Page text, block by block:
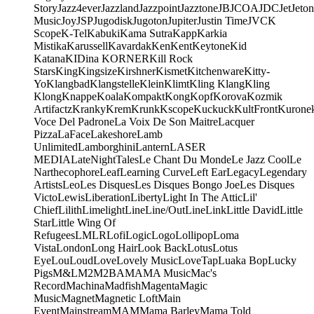
StoryJazz4everJazzlandJazzpointJazztoneJBJCOAJDCJetJeton
MusicJoyJSPJugodiskJugotonJupiterJustin TimeJVCK
ScopeK-TelKabukiKama SutraKappKarkia
MistikaKarussellKavardakKenKentKeytoneKid
KatanaKIDina KORNERKill Rock
StarsKingKingsizeKirshnerKismetKitchenwareKitty-
YoKlangbadKlangstelleKleinKlimtKling KlangKling
KlongKnappeKoalaKompaktKongKopfKorovaKozmik
ArtifactzKrankyKremKrunkKscopeKuckuckKultFront
Voce Del PadroneLa Voix De Son MaitreLacquer
PizzaLaFaceLakeshoreLamb
UnlimitedLamborghiniLanternLASER
MEDIALateNightTalesLe Chant Du MondeLe Jazz CoolLe
NarthecophoreLeafLearning CurveLeft EarLegacyLegendary
ArtistsLeoLes DisquesLes Disques Bongo JoeLes Disques
VictoLewisLiberationLibertyLight In The AtticLil'
ChiefLilithLimelightLineLine/OutLineLinkLittle DavidLittle
StarLittle Wing Of
RefugeesLMLRLofiLogicLogoLollipopLoma
VistaLondonLong HairLook BackLotusLotus
EyeLouLoudLoveLovely MusicLoveTapLuaka BopLucky
PigsM&LM2M2BAMAMA MusicMac's
RecordMachinaMadfishMagentaMagic
MusicMagnetMagnetic LoftMain
EventMainstreamMAMMama BarleyMama Told